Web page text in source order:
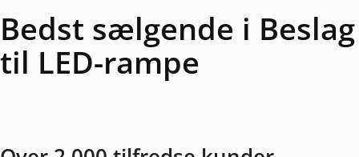
Bedst sælgende i Beslag
til LED-rampe